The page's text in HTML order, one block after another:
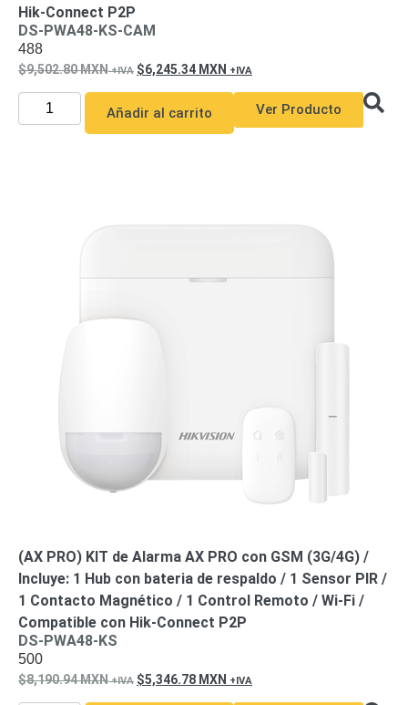
Hik-Connect P2P
DS-PWA48-KS-CAM
488
9,502.80MXN 6,245.34 MXN
Añadir al carrito Ver Producto
(AX PRO) KIT de Alarma AX PRO con GSM (3G/4G) /
Incluye: 1 Hub con bateria de respaldo / 1 Sensor PIR /
1 Contacto Magnético / 1 Control Remoto / Wi-Fi /
Compatible con Hik-Connect P2P
DS-PWA48-KS
500
8,190.94MXN 5,346.78 MXN